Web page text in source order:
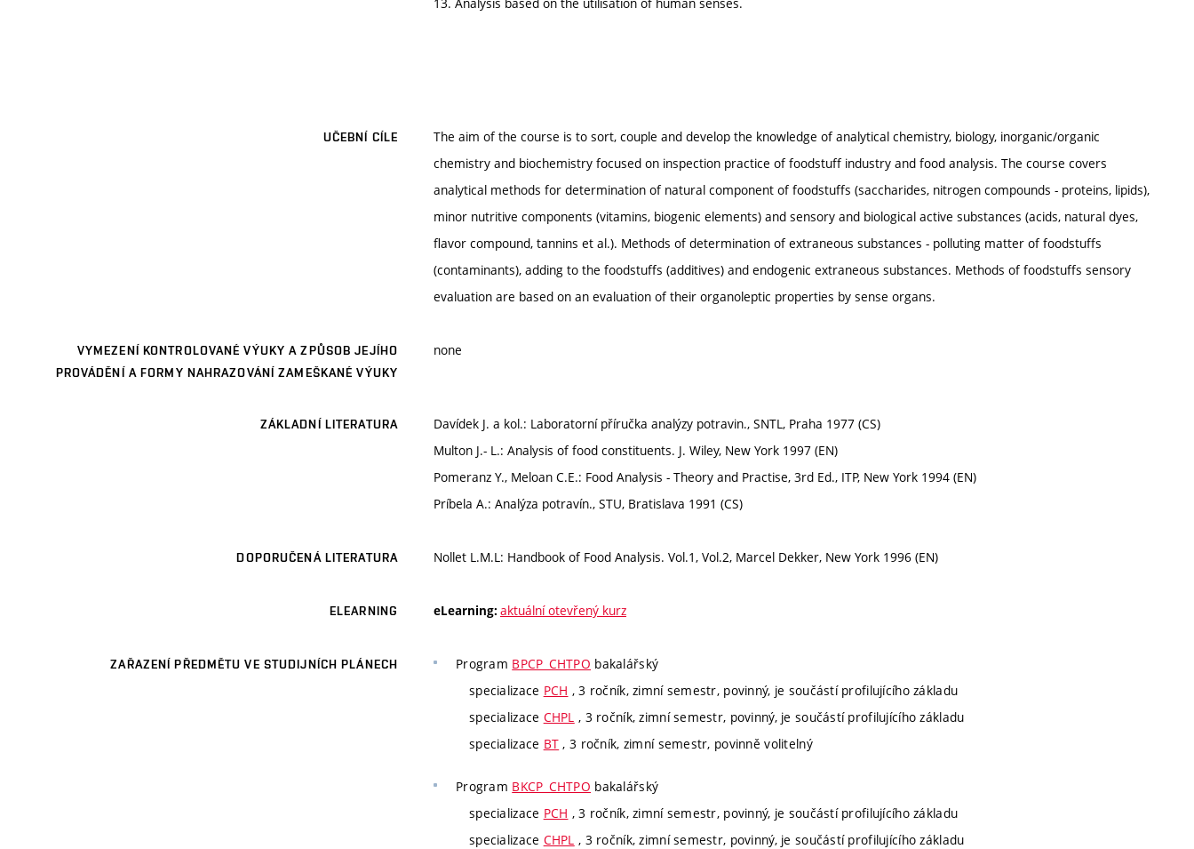
UČEBNÍ CÍLE
The aim of the course is to sort, couple and develop the knowledge of analytical chemistry, biology, inorganic/organic
chemistry and biochemistry focused on inspection practice of foodstuff industry and food analysis. The course covers
analytical methods for determination of natural component of foodstuffs (saccharides, nitrogen compounds - proteins, lipids),
minor nutritive components (vitamins, biogenic elements) and sensory and biological active substances (acids, natural dyes,
flavor compound, tannins et al.). Methods of determination of extraneous substances - polluting matter of foodstuffs
(contaminants), adding to the foodstuffs (additives) and endogenic extraneous substances. Methods of foodstuffs sensory
evaluation are based on an evaluation of their organoleptic properties by sense organs.
VYMEZENÍ KONTROLOVANÉ VÝUKY A ZPŮSOB JEJÍHO
PROVÁDĚNÍ A FORMY NAHRAZOVÁNÍ ZAMEŠKANÉ VÝUKY
none
ZÁKLADNÍ LITERATURA
Davídek J. a kol.: Laboratorní příručka analýzy potravin., SNTL, Praha 1977 (CS)
Multon J.- L.: Analysis of food constituents. J. Wiley, New York 1997 (EN)
Pomeranz Y., Meloan C.E.: Food Analysis - Theory and Practise, 3rd Ed., ITP, New York 1994 (EN)
Príbela A.: Analýza potravín., STU, Bratislava 1991 (CS)
DOPORUČENÁ LITERATURA Nollet L.M.L: Handbook of Food Analysis. Vol.1, Vol.2, Marcel Dekker, New York 1996 (EN)
ELEARNING eLearning: aktuální otevřený kurz
ZAŘAZENÍ PŘEDMĚTU VE STUDIJNÍCH PLÁNECH Program BPCP_CHTPO bakalářský
specializace PCH , 3 ročník, zimní semestr, povinný, je součástí profilujícího základu
specializace CHPL , 3 ročník, zimní semestr, povinný, je součástí profilujícího základu
specializace BT , 3 ročník, zimní semestr, povinně volitelný
Program BKCP_CHTPO bakalářský
specializace PCH , 3 ročník, zimní semestr, povinný, je součástí profilujícího základu
specializace CHPL , 3 ročník, zimní semestr, povinný, je součástí profilujícího základu